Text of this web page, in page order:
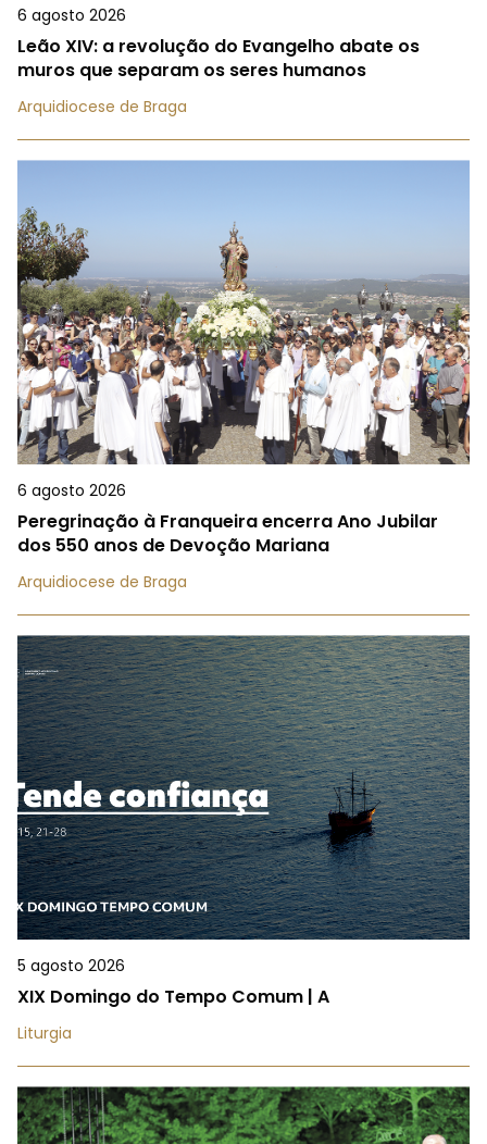
6 agosto 2026
Leão XIV: a revolução do Evangelho abate os
muros que separam os seres humanos
Arquidiocese de Braga
6 agosto 2026
Peregrinação à Franqueira encerra Ano Jubilar
dos 550 anos de Devoção Mariana
Arquidiocese de Braga
5 agosto 2026
XIX Domingo do Tempo Comum | A
Liturgia